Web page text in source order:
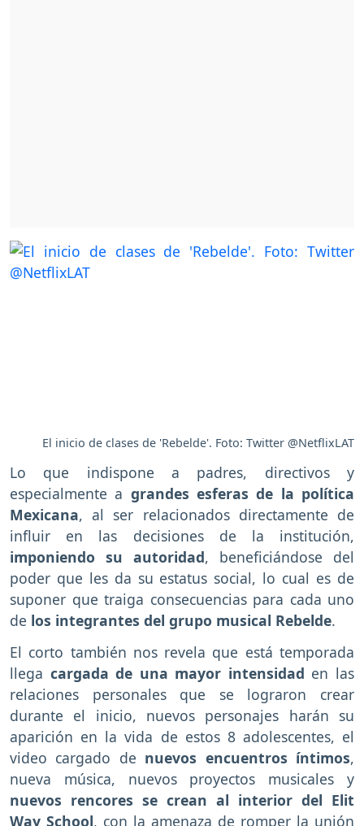
El inicio de clases de 'Rebelde'. Foto: Twitter @NetflixLAT
Lo que indispone a padres, directivos y
especialmente a grandes esferas de la política
Mexicana, al ser relacionados directamente de
influir en las decisiones de la institución,
imponiendo su autoridad, beneficiándose del
poder que les da su estatus social, lo cual es de
suponer que traiga consecuencias para cada uno
de los integrantes del grupo musical Rebelde.
El corto también nos revela que está temporada
llega cargada de una mayor intensidad en las
relaciones personales que se lograron crear
durante el inicio, nuevos personajes harán su
aparición en la vida de estos 8 adolescentes, el
video cargado de nuevos encuentros íntimos,
nueva música, nuevos proyectos musicales y
nuevos rencores se crean al interior del Elit
Way School, con la amenaza de romper la unión